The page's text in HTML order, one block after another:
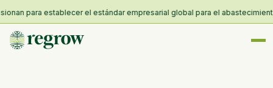
para establecer el estándar empresarial global para el abastecimiento